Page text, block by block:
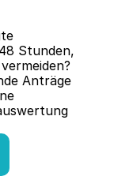
Stunden,
Anträge